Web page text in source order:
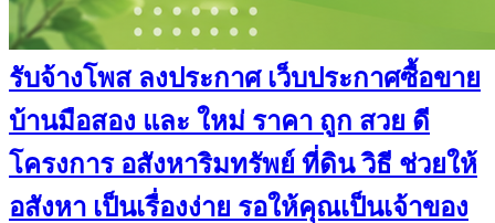
รับจ้างโพส ลงประกาศ เว็บประกาศซื้อขาย
บ้านมือสอง และ ใหม่ ราคา ถูก สวย ดี
โครงการ อสังหาริมทรัพย์ ที่ดิน วิธี ช่วยให้
อสังหา เป็นเรื่องง่าย รอให้คุณเป็นเจ้าของ